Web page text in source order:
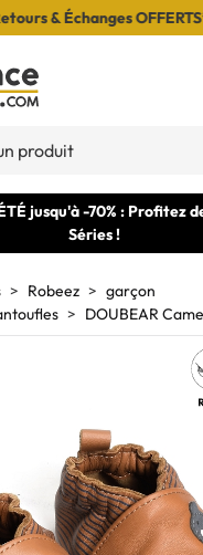
& Échanges
produit
jusqu'à -70% : Profitez
Séries !
Robeez
garçon
DOUBEAR